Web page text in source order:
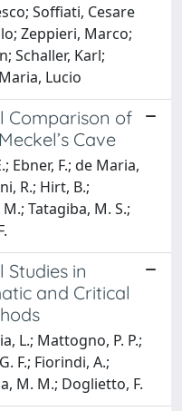
Soffiati, Cesare
Zeppieri, Marco;
Schaller, Karl;
Lucio
Comparison of
Cave
Ebner, F.; de Maria,
R.; Hirt, B.;
Tatagiba, M. S.;
in
and Critical
L.; Mattogno, P. P.;
F.; Fiorindi, A.;
M. M.; Doglietto, F.